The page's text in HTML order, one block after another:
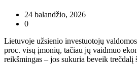
24 balandžio, 2026
0
Lietuvoje užsienio investuotojų
proc. visų įmonių, tačiau jų vaidmuo
reikšmingas – jos sukuria beveik